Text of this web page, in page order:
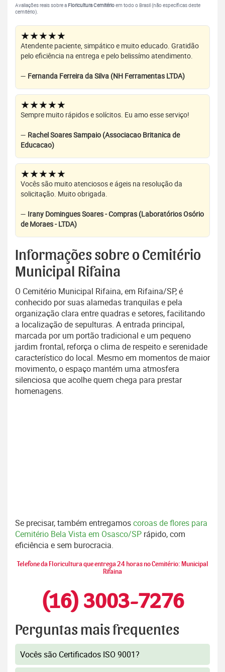
Avaliações reais sobre a Floricultura Cemitérioem todo o Brasil (não específicas deste
cemitério).
★★★★★
Atendente paciente, simpático e muito educado. Gratidão
pelo eficiência na entrega e pelo belissímo atendimento.
— Fernanda Ferreira da Silva (NH Ferramentas LTDA)
★★★★★
Sempre muito rápidos e solícitos. Eu amo esse serviço!
— Rachel Soares Sampaio (Associacao Britanica de
Educacao)
★★★★★
Vocês são muito atenciosos e ágeis na resolução da
solicitação. Muito obrigada.
— Irany Domingues Soares - Compras (Laboratórios Osório
de Moraes - LTDA)
Informações sobre o Cemitério
Municipal Rifaina
O Cemitério Municipal Rifaina, em Rifaina/SP, é
conhecido por suas alamedas tranquilas e pela
organização clara entre quadras e setores, facilitando
a localização de sepulturas. A entrada principal,
marcada por um portão tradicional e um pequeno
jardim frontal, reforça o clima de respeito e serenidade
característico do local. Mesmo em momentos de maior
movimento, o espaço mantém uma atmosfera
silenciosa que acolhe quem chega para prestar
homenagens.
Se precisar, também entregamoscoroas de flores para
Cemitério Bela Vista em Osasco/SP rápido, com
eficiência e sem burocracia.
Telefone da Floricultura que entrega 24 horas no Cemitério: Municipal
Rifaina
(16) 3003-7276
Perguntas mais frequentes
Vocês são Certificados ISO 9001?